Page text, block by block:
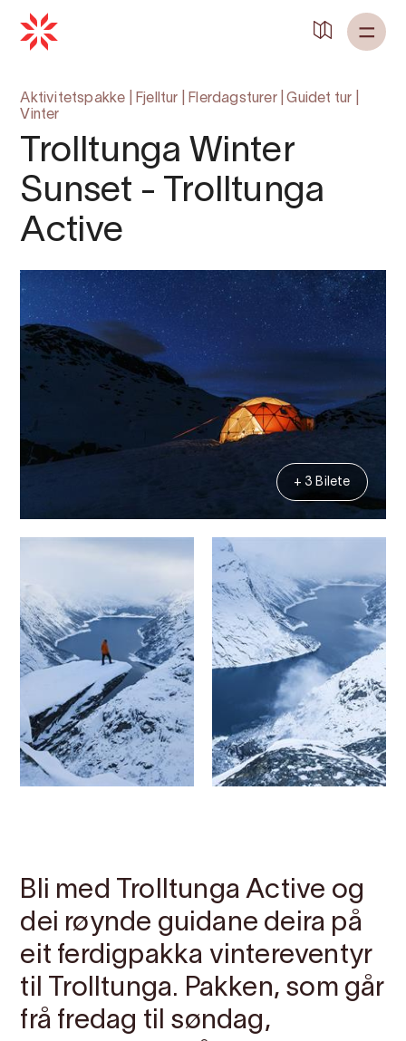
Aktivitetspakke Fjelltur Flerdagsturer|Guidet tur
Vinter
Trolltunga Winter
Sunset - Trolltunga
Active
+ 3 Bilete
Bli med Trolltunga Active og
dei røynde guidane deira på
eit ferdigpakka vintereventyr
til Trolltunga. Pakken, som går
frå fredag til søndag,